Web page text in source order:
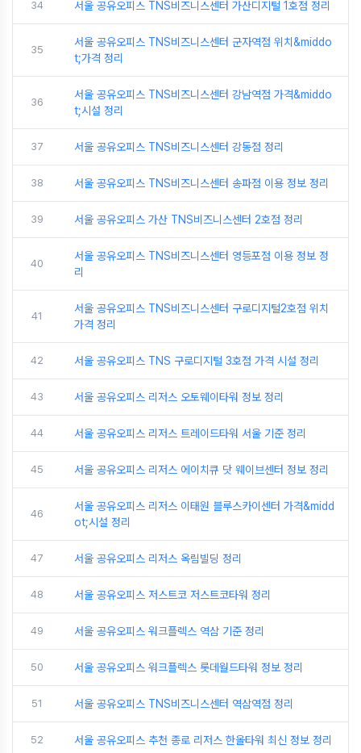
34 서울 공유오피스 TNS비즈니스센터 가산디지털 1호점 정리
35
서울 공유오피스 TNS비즈니스센터 군자역점 위치&middo
t;가격 정리
36
서울 공유오피스 TNS비즈니스센터 강남역점 가격&middo
t;시설 정리
37 서울 공유오피스 TNS비즈니스센터 강동점 정리
38 서울 공유오피스 TNS비즈니스센터 송파점 이용 정보 정리
39 서울 공유오피스 가산 TNS비즈니스센터 2호점 정리
40
서울 공유오피스 TNS비즈니스센터 영등포점 이용 정보 정
리
41
서울 공유오피스 TNS비즈니스센터 구로디지털2호점 위치
가격 정리
42 서울 공유오피스 TNS 구로디지털 3호점 가격 시설 정리
43 서울 공유오피스 리저스 오토웨이타워 정보 정리
44 서울 공유오피스 리저스 트레이드타워 서울 기준 정리
45 서울 공유오피스 리저스 에이치큐 닷 웨이브센터 정보 정리
46
서울 공유오피스 리저스 이태원 블루스카이센터 가격&midd
ot;시설 정리
47 서울 공유오피스 리저스 옥림빌딩 정리
48 서울 공유오피스 저스트코 저스트코타워 정리
49 서울 공유오피스 워크플렉스 역삼 기준 정리
50 서울 공유오피스 워크플렉스 롯데월드타워 정보 정리
51 서울 공유오피스 TNS비즈니스센터 역삼역점 정리
52 서울 공유오피스 추천 종로 리저스 한올타워 최신 정보 정리